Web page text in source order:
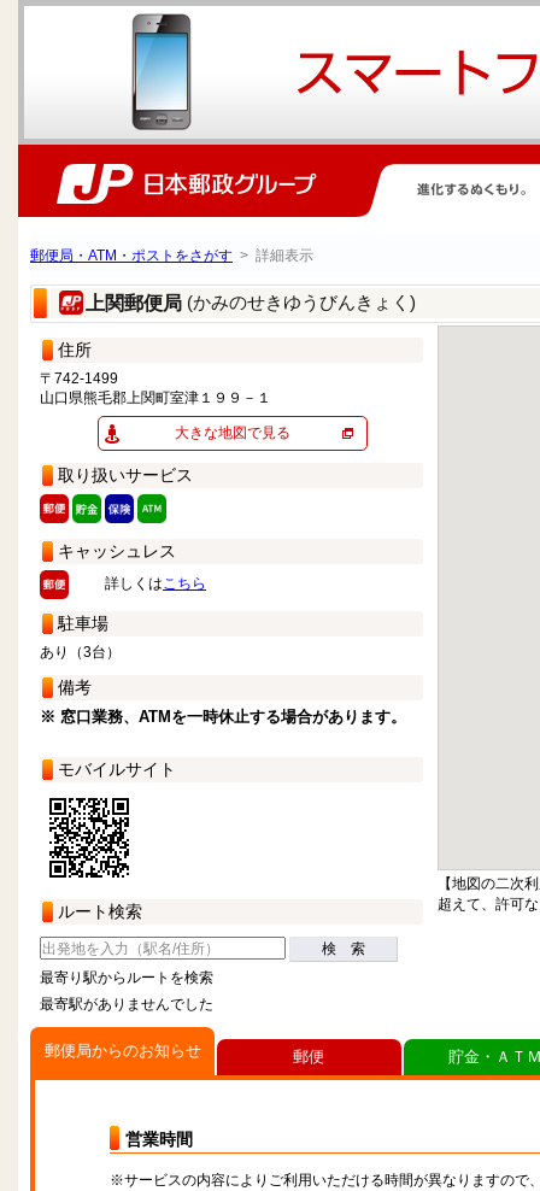
郵便局・ATM・ポストをさがす > 詳細表示
上関郵便局 (かみのせきゆうびんきょく)
住所
〒742-1499
山口県熊毛郡上関町室津１９９－１
大きな地図で見る
取り扱いサービス
キャッシュレス
詳しくはこちら
駐車場
あり（3台）
備考
※ 窓口業務、ATMを一時休止する場合があります。
モバイルサイト
ルート検索
検 索
最寄り駅からルートを検索
最寄駅がありませんでした
【地図の二次
超えて、許可
郵便局からのお知らせ
営業時間
※サービスの内容によりご利用いただける時間が異なりますので
郵便 貯金・ＡＴ